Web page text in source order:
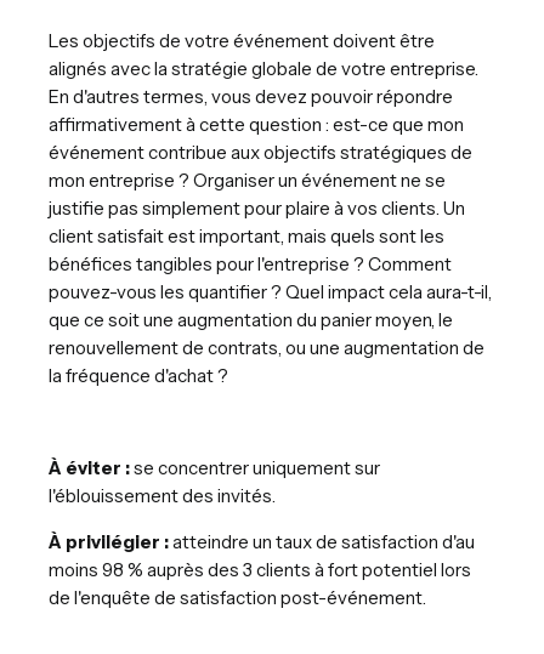
Les objectifs de votre événement doivent être
alignés avec la stratégie globale de votre entreprise.
En d'autres termes, vous devez pouvoir répondre
affirmativement à cette question : est-ce que mon
événement contribue aux objectifs stratégiques de
mon entreprise ? Organiser un événement ne se
justifie pas simplement pour plaire à vos clients. Un
client satisfait est important, mais quels sont les
bénéfices tangibles pour l'entreprise ? Comment
pouvez-vous les quantifier ? Quel impact cela aura-t-il,
que ce soit une augmentation du panier moyen, le
renouvellement de contrats, ou une augmentation de
la fréquence d'achat ?
À éviter :se concentrer uniquement sur
l'éblouissement des invités.
À privilégier :atteindre un taux de satisfaction d'au
moins 98 % auprès des 3 clients à fort potentiel lors
de l'enquête de satisfaction post-événement.